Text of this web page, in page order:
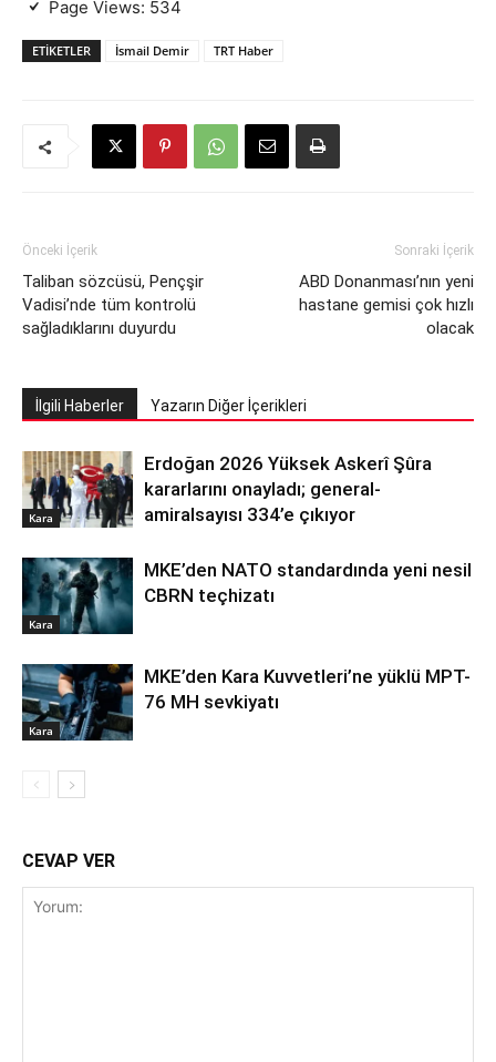
Page Views: 534
ETIKETLER İsmail Demir TRT Haber
Önceki İçerik
Taliban sözcüsü, Pençşir
Vadisi’nde tüm kontrolü
sağladıklarını duyurdu
Sonraki İçerik
ABD Donanması’nın yeni
hastane gemisi çok hızlı
olacak
İlgili Haberler Yazarın Diğer İçerikleri
Kara
Erdoğan 2026 Yüksek Askerî Şûra
kararlarını onayladı; general-
amiralsayısı 334’e çıkıyor
Kara
MKE’den NATO standardında yeni nesil
CBRN teçhizatı
Kara
MKE’den Kara Kuvvetleri’ne yüklü MPT-
76 MH sevkiyatı
CEVAP VER